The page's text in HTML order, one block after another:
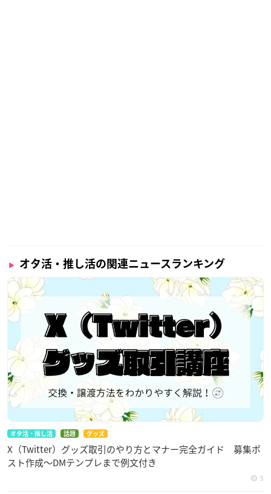
オタ活・推し活の関連ニュースランキング
オタ活・推し活 話題 グッズ
X（Twitter）グッズ取引のやり方とマナー完全ガイド 募集ポ
スト作成〜DMテンプレまで例文付き
5